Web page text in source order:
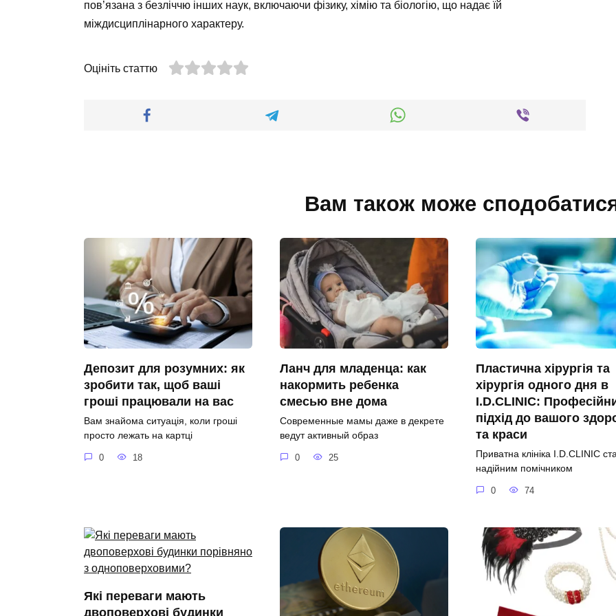
пов’язана з безліччю інших наук, включаючи фізику, хімію та біологію, що надає їй
міждисциплінарного характеру.
Оцініть статтю
Вам також може
Депозит для розумних: як
зробити так, щоб ваші
гроші працювали на вас
Вам знайома ситуація, коли гроші
просто лежать на картці
0 18
Ланч для младенца: как
накормить ребенка
смесью вне дома
Современные мамы даже в декрете
ведут активный образ
0 25
Пластична хірургія та
хірургія одного дня в
I.D.CLINIC:
підхід до вашого
та краси
Приватна клініка I.D.CLINIC
надійним помічником
0 74
Які переваги мають
двоповерхові будинки